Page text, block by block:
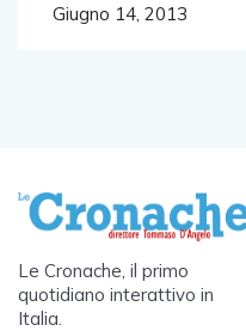
Giugno 14, 2013
Le Cronache, il primo
quotidiano interattivo in
Italia.